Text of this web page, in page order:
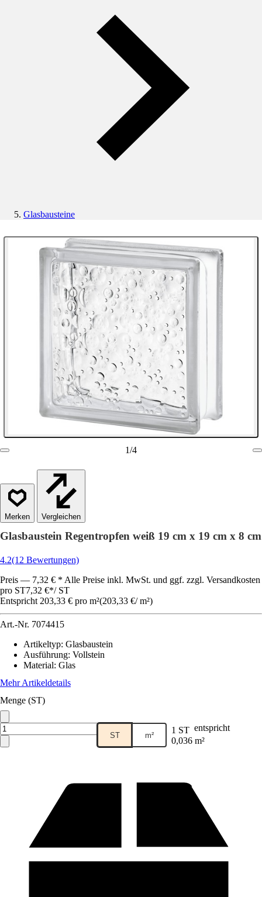
Glasbausteine
1/4
Vergleichen
Glasbaustein Regentropfen weiß 19 cm x 19 cm x 8 cm
4.2(12 Bewertungen)
Preis — 7,32 € * Alle Preise inkl. MwSt. und ggf. zzgl. Versandkosten
pro ST7,32 €*/ ST
Entspricht 203,33 € pro m²(203,33 €/ m²)
Art.-Nr. 7074415
Artikeltyp: Glasbaustein
Ausführung: Vollstein
Material: Glas
Mehr Artikeldetails
Menge (ST)
ST m² 1 ST entspricht
0,036 m²